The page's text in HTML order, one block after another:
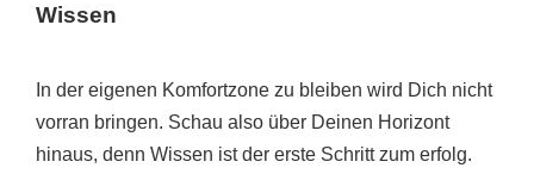
Wissen
In der eigenen Komfortzone zu bleiben wird Dich nicht
vorran bringen. Schau also über Deinen Horizont
hinaus, denn Wissen ist der erste Schritt zum erfolg.